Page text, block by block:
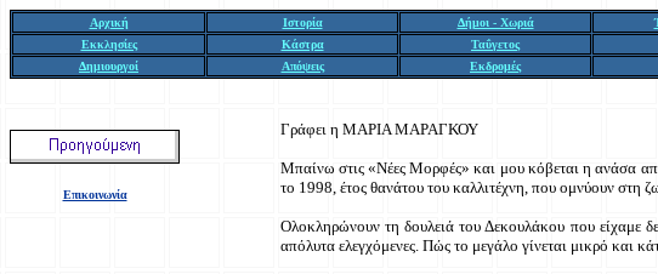
Αρχική Ιστορία Δήμοι - Χωριά
Εκκλησίες
Κάστρα Ταΰγετος
Δημιουργοί
Απόψεις Εκδρομές
Επικοινωνία
Γράφει η ΜΑΡΙΑ ΜΑΡΑΓΚΟΥ
Μπαίνω στις «Νέες Μορφές» και μου κόβεται η ανάσα
το 1998, έτος θανάτου του καλλιτέχνη, που ομνύουν στη
Ολοκληρώνουν τη δουλειά του Δεκουλάκου που είχαμε
απόλυτα ελεγχόμενες. Πώς το μεγάλο γίνεται μικρό και